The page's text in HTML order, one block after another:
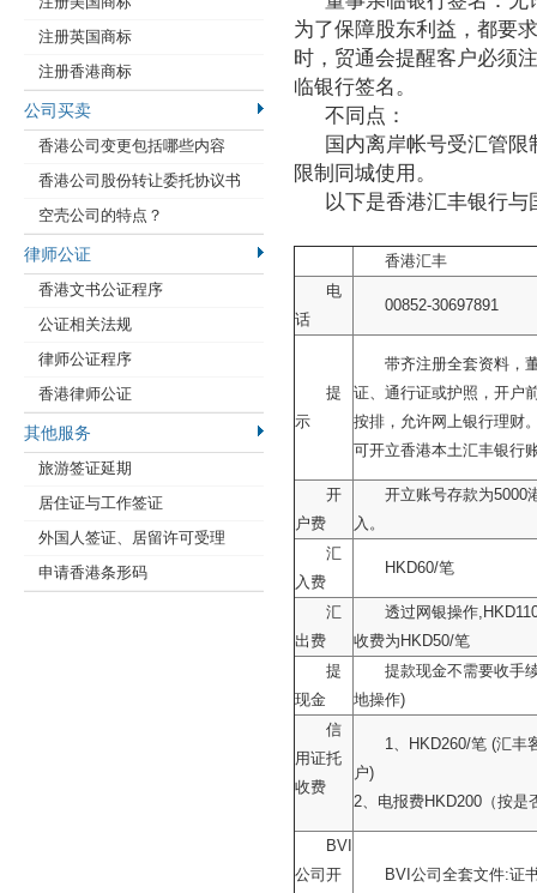
注册英国商标
注册香港商标
公司买卖
香港公司变更包括哪些内容
香港公司股份转让委托协议书
空壳公司的特点？
律师公证
香港文书公证程序
公证相关法规
律师公证程序
香港律师公证
其他服务
旅游签证延期
居住证与工作签证
外国人签证、居留许可受理
申请香港条形码
为了保障股东利益，都要
时，贸通会提醒客户必须
临银行签名。
不同点：
国内离岸帐号受汇管
限制同城使用。
以下是香港汇丰银行
香港汇丰
电
话
00852-30697891
提
示
带齐注册全套资料，
证、通行证或护照，开户
按排，允许网上银行理财
可开立香港本土汇丰银行
开
户费
开立账号存款为5000
入。
汇
入费
HKD60/笔
汇
出费
透过网银操作
收费为HKD50/笔
提
现金
提款现金不需要收手
地操作)
信
用证托
收费
1、HKD260/笔 (汇丰
户)
2、电报费HKD200（按是
BVI
公司开
BVI公司全套文件:证